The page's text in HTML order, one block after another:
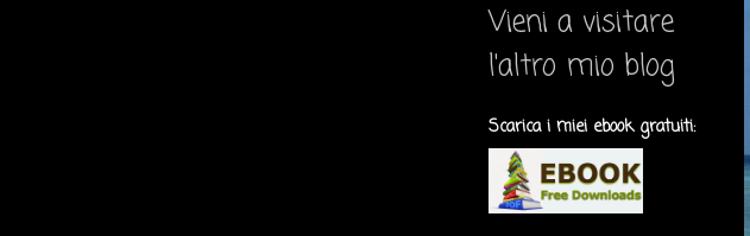
Vieni a visitare
l'altro mio blog
Scarica i miei ebook gratuiti: